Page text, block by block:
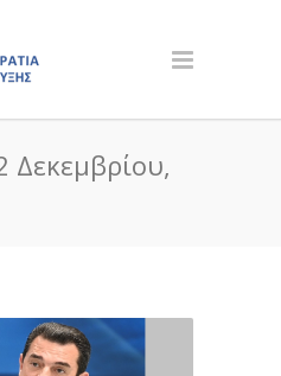
Δεκεμβρίου,